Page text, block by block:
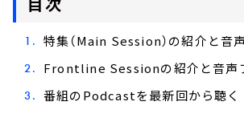
特集（Main Session）の紹介と音
Frontline Sessionの紹介と音声
番組のPodcastを最新回から聴く